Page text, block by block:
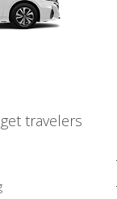
travelers